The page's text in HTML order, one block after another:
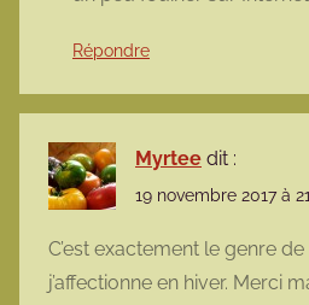
Répondre
Myrtee dit :
19 novembre 2017 à
C’est exactement le genre
j’affectionne en hiver. Merci